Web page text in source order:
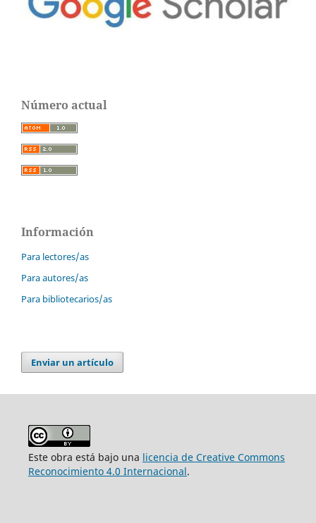
Número actual
Información
Para lectores/as
Para autores/as
Para bibliotecarios/as
Enviar un artículo
Este obra está bajo una licencia de Creative Commons
Reconocimiento 4.0 Internacional.